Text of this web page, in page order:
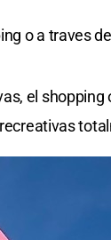
o a traves
el shopping